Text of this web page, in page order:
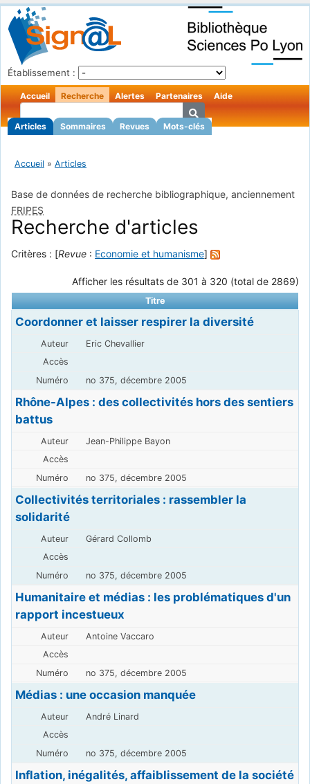
Établissement :
Accueil Recherche
Articles Sommaires Revues Mots-clés
Alertes Partenaires Aide
Accueil » Articles
Base de données de recherche bibliographique, anciennement
FRIPES
Recherche d'articles
Critères : [Revue : Economie et humanisme]
Afficher les résultats de 301 à 320 (total de 2869)
Titre
Coordonner et laisser respirer la diversité
Eric Chevallier
no 375, décembre 2005
Rhône-Alpes : des collectivités hors des sentiers
battus
Jean-Philippe Bayon
no 375, décembre 2005
Collectivités territoriales : rassembler la
solidarité
Gérard Collomb
no 375, décembre 2005
Humanitaire et médias : les problématiques d'un
rapport incestueux
Antoine Vaccaro
no 375, décembre 2005
Médias : une occasion manquée
André Linard
no 375, décembre 2005
Inflation, inégalités, affaiblissement de la société